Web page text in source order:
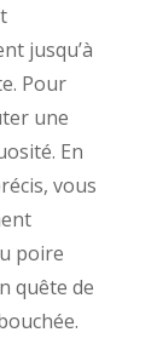
jusqu’à
Pour
une
En
vous
poire
quête de